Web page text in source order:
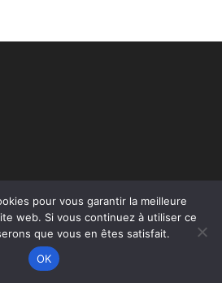
Theme by OceanWP
pour vous garantir la meilleure
web. Si vous continuez à utiliser ce
que vous en êtes satisfait.
OK